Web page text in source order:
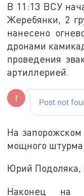
В 11:13 ВСУ
Жеребянки, 2
нанесено
дронами
проведения
артиллерией.
На
мощного
Юрий Подоляка,
Наконец на